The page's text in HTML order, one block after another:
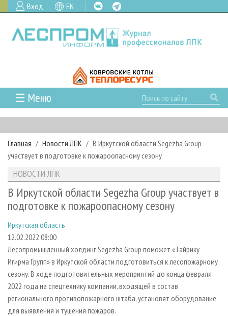
Вход EN
☰ Меню
ГЛАВНАЯ
РУБРИКИ И ТЕМЫ
РУБРИКИ ЖУРНАЛА
ЛЕСОЗАГОТОВКА
ЛЕСОПИЛЕНИЕ
СУШКА ДРЕВЕСИНЫ
ПРОИЗВОДСТВО ДРЕВЕСНЫХ ПЛИТ
ДЕРЕВЯННОЕ ДОМОСТРОЕНИЕ
ПРОИЗВОДСТВО МЕБЕЛИ
БИОЭНЕРГЕТИКА
НОВОСТИ
НОВОСТИ ЛПК
НОВОСТИ ЖУРНАЛА
ПРОЕКТЫ ЛПИ
АНАЛИТИКА
ПРЕДПРИЯТИЯ ЛПК
ПЕРСОНЫ
МОБИЛЬНЫЕ ВЫСТАВКИ
ОФИЦИАЛЬНЫЕ ДЕЛЕГАЦИИ
ПРИОРИТЕТНЫЕ ИНВЕСТПРОЕКТЫ
RUSSIAN FORESTRY REVIEW
АРХИВ
АРХИВ ЖУРНАЛОВ
СТАТЬИ
О ЖУРНАЛЕ
ПОДПИСКА
КОНТАКТЫ
РЕКЛАМОДАТЕЛЯМ
РЕКЛАМА
РЕКЛАМА НА САЙТЕ
Главная Новости ЛПК
В Иркутской области Segezha Group
участвует в подготовке к пожароопасному сезону
НОВОСТИ ЛПК
В Иркутской области Segezha Group участвует в
подготовке к пожароопасному сезону
Иркутская область
12.02.2022 08:00
Лесопромышленный холдинг Segezha Group поможет «Тайрику
Игирма Групп» в Иркутской области подготовиться к лесопожарному
сезону. В ходе подготовительных мероприятий до конца февраля
2022 года на спецтехнику компании, входящей в состав
регионального противопожарного штаба, установят оборудование
для выявления и тушения пожаров.